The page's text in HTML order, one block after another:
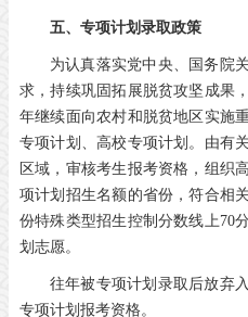
五、专项计划录取政策
为认真落实党中央、国务院
求，持续巩固拓展脱贫攻坚成果
年继续面向农村和脱贫地区实施
专项计划、高校专项计划。由有
区域，审核考生报考资格，组织
项计划招生名额的省份，符合相
份特殊类型招生控制分数线上70
划志愿。
往年被专项计划录取后放弃
专项计划报考资格。